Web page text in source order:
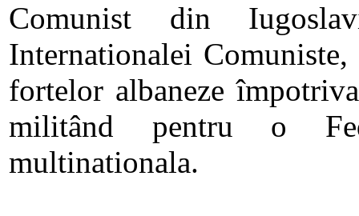
Comunist din
Internationalei
fortelor albaneze
militând pentru o
multinationala.